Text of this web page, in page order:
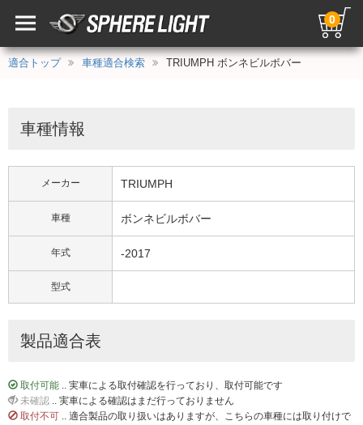
0
適合トップ 車種適合検索 TRIUMPH ボンネビルボバー
車種情報
メーカー TRIUMPH
車種 ボンネビルボバー
年式 -2017
型式
製品適合表
取付可能 .. 実車による取付確認を行っており、取付可能です
未確認 .. 実車による確認はまだ行っておりません
取付不可 .. 適合製品の取り扱いはありますが、こちらの車種には取り付けで